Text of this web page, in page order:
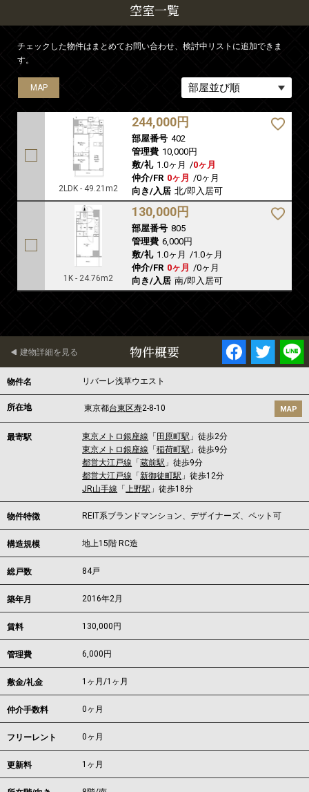
空室一覧
チェックした物件はまとめてお問い合わせ、検討中リストに追加できま
す。
MAP
2LDK - 49.21m2
244,000円
部屋番号 402
管理費 10,000円
敷/礼 1.0ヶ月 /0ヶ月
仲介/FR 0ヶ月 /0ヶ月
向き/入居 北/即入居可
MAP
1K - 24.76m2
130,000円
部屋番号 805
管理費 6,000円
敷/礼 1.0ヶ月 /1.0ヶ月
仲介/FR 0ヶ月 /0ヶ月
向き/入居 南/即入居可
物件概要
建物詳細を見る
物件名 リバーレ浅草ウエスト
所在地 東京都台東区寿2-8-10 MAP
最寄駅 東京メトロ銀座線 「 田原町駅 」徒歩2分
東京メトロ銀座線 「稲荷町駅 」徒歩9分
都営大江戸線 「蔵前駅 」徒歩9分
都営大江戸線 「新御徒町駅 」徒歩12分
JR山手線 「上野駅 」徒歩18分
物件特徴 REIT系ブランドマンション、デザイナーズ、ペット可
構造規模 地上15階 RC造
総戸数 84戸
築年月 2016年2月
賃料 130,000 円
管理費 6,000円
敷金/礼金 1ヶ月/1ヶ月
仲介手数料 0ヶ月
フリーレント 0ヶ月
更新料 1ヶ月